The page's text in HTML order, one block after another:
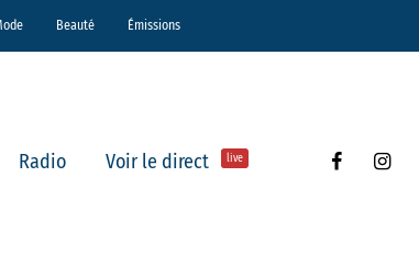
Beauté Émissions
Radio Voir le direct live